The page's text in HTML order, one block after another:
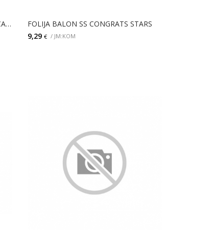
FOLIJA BALON G 25'' GRAD BRAVOCADO
FOLIJA BALON SS CONGRATS STARS
9,29€ / JM:KOM